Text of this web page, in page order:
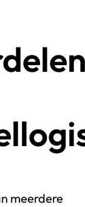
meerdere